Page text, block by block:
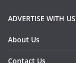
ADVERTISE WITH US
About Us
Contact Us